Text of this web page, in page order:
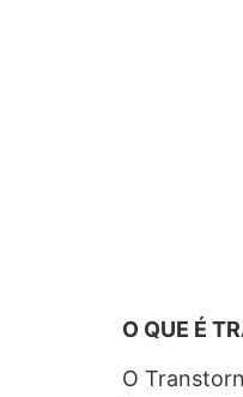
O QUE É
O